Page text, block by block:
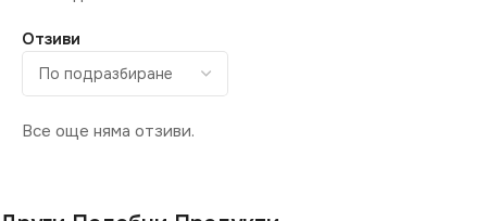
Отзиви
Все още няма отзиви.